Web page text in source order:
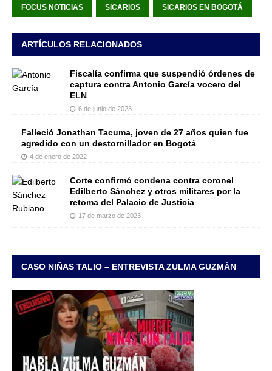
FOCUS NOTICIAS SICARIOS SICARIOS EN BOGOTÁ
ARTÍCULOS RELACIONADOS
Fiscalía confirma que suspendió órdenes de
captura contra Antonio García vocero del
ELN
6 de junio de 2023
Falleció Jonathan Tacuma, joven de 27 años quien fue
agredido con un destornillador en Bogotá
4 de enero de 2022
Corte confirmó condena contra coronel
Edilberto Sánchez y otros militares por la
retoma del Palacio de Justicia
17 de marzo de 2023
CASO NIÑAS TALIO – ENTREVISTA ZULMA GUZMÁN